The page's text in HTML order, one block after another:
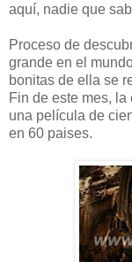
aquí, nadie que
Proceso de
grande en el
bonitas de ella se
Fin de este mes,
una película de
en 60 paises.